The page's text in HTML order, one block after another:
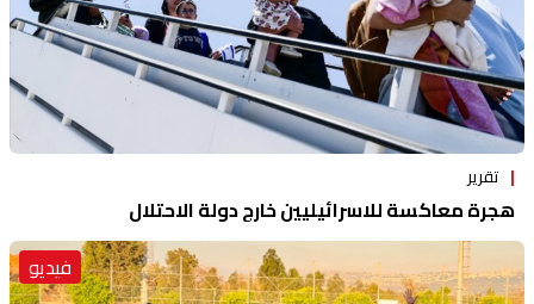
تقرير
هجرة معاكسة للاسرائيليين خارج دولة الاحتلال
فيديو